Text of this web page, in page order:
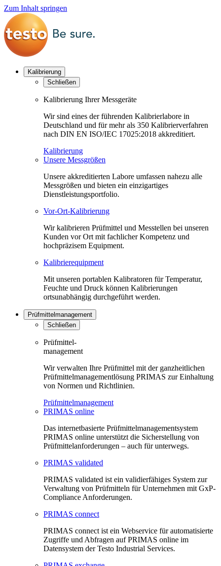
Zum Inhalt springen
Kalibrierung
Schließen
Kalibrierung Ihrer Messgeräte
Wir sind eines der führenden Kalibrierlabore in
Deutschland und für mehr als 350 Kalibrierverfahren
nach DIN EN ISO/IEC 17025:2018 akkreditiert.
Kalibrierung
Unsere Messgrößen
Unsere akkreditierten Labore umfassen nahezu alle
Messgrößen und bieten ein einzigartiges
Dienstleistungsportfolio.
Vor-Ort-Kalibrierung
Wir kalibrieren Prüfmittel und Messtellen bei unseren
Kunden vor Ort mit fachlicher Kompetenz und
hochpräzisem Equipment.
Kalibrierequipment
Mit unseren portablen Kalibratoren für Temperatur,
Feuchte und Druck können Kalibrierungen
ortsunabhängig durchgeführt werden.
Prüfmittelmanagement
Schließen
Prüfmittel-
management
Wir verwalten Ihre Prüfmittel mit der ganzheitlichen
Prüfmittelmanagementlösung PRIMAS zur Einhaltung
von Normen und Richtlinien.
Prüfmittelmanagement
PRIMAS online
Das internetbasierte Prüfmittelmanagementsystem
PRIMAS online unterstützt die Sicherstellung von
Prüfmittelanforderungen – auch für unterwegs.
PRIMAS validated
PRIMAS validated ist ein validierfähiges System zur
Verwaltung von Prüfmitteln für Unternehmen mit GxP-
Compliance Anforderungen.
PRIMAS connect
PRIMAS connect ist ein Webservice für automatisierte
Zugriffe und Abfragen auf PRIMAS online im
Datensystem der Testo Industrial Services.